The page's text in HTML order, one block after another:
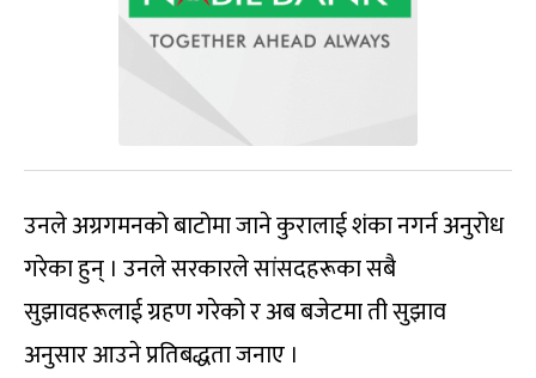
उनले अग्रगमनको बाटोमा जाने कुरालाई शंका नगर्न अनुरोध
गरेका हुन् । उनले सरकारले सांसदहरूका सबै
सुझावहरूलाई ग्रहण गरेको र अब बजेटमा ती सुझाव
अनुसार आउने प्रतिबद्धता जनाए ।